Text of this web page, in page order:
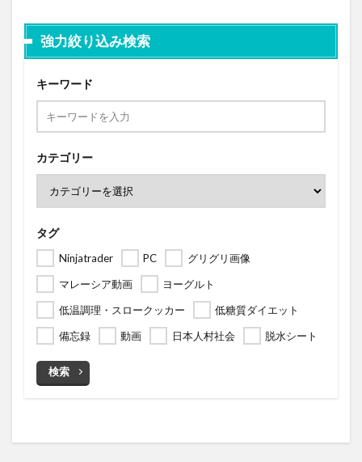
強力絞り込み検索
キーワード
カテゴリー
タグ
Ninjatrader PC
グリグリ画像
マレーシア動画
ヨーグルト
低温調理・スロークッカー
低糖質ダイエット
備忘録
動画 日本人村社会 脱水シート
検索